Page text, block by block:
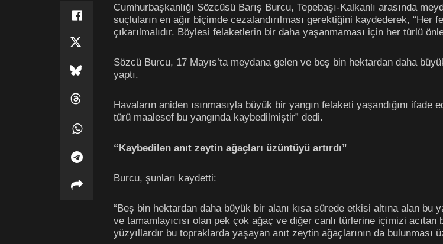
Cumhurbaşkanlığı Sözcüsü Barış Burcu, Tepebaşı-Kalkanlı arasında
suçluların en ağır biçimde cezalandırılması gerektiğini kaydederek,
çıkarılmalıdır. Böylesi felaketlerin bir daha yaşanmaması için her türlü
Sözcü Burcu, 17 Mayıs’ta meydana gelen ve beş bin hektardan daha
yaptı.
Havaların aniden ısınmasıyla büyük bir yangın felaketi yaşandığını
türü maalesef bu yangında kaybedilmiştir” dedi.
“Kaybedilen anıt zeytin ağaçları üzüntüyü artırdı”
Burcu, şunları kaydetti:
“Beş bin hektardan daha büyük bir alanı kısa sürede etkisi altına alan bu
ve tamamlayıcısı olan pek çok ağaç ve diğer canlı türlerine içimizi
yüzyıllardır bu topraklarda yaşayan anıt zeytin ağaçlarının da bulunması